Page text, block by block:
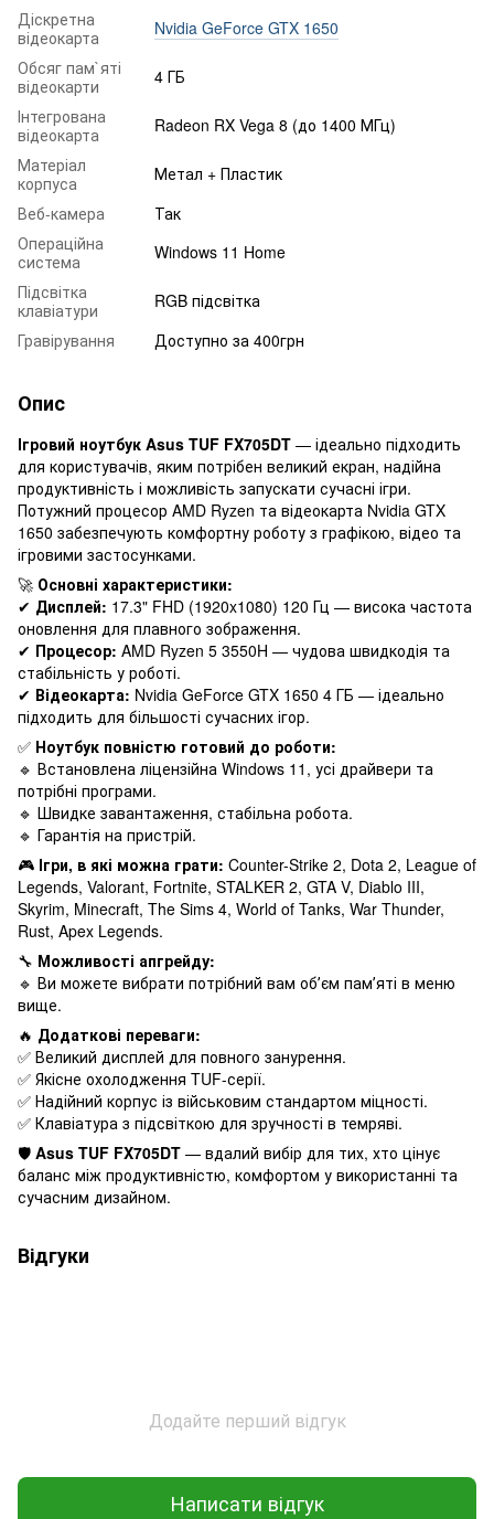
Діскретна
відеокарта
Nvidia GeForce GTX 1650
Обсяг пам`яті
відеокарти
4 ГБ
Інтегрована
відеокарта
Radeon RX Vega 8 (до 1400 МГц)
Матеріал
корпуса
Метал + Пластик
Веб-камера
Так
Операційна
система
Windows 11 Home
Підсвітка
клавіатури
RGB підсвітка
Гравірування
Доступно за 400грн
Опис
Ігровий ноутбук Asus TUF FX705DT — ідеально підходить
для користувачів, яким потрібен великий екран, надійна
продуктивність і можливість запускати сучасні ігри.
Потужний процесор AMD Ryzen та відеокарта Nvidia GTX
1650 забезпечують комфортну роботу з графікою, відео та
ігровими застосунками.
🚀 Основні характеристики:
✔ Дисплей: 17.3" FHD (1920x1080) 120 Гц — висока частота
оновлення для плавного зображення.
✔ Процесор: AMD Ryzen 5 3550H — чудова швидкодія та
стабільність у роботі.
✔ Відеокарта: Nvidia GeForce GTX 1650 4 ГБ — ідеально
підходить для більшості сучасних ігор.
✅ Ноутбук повністю готовий до роботи:
🔹 Встановлена ліцензійна Windows 11, усі драйвери та
потрібні програми.
🔹 Швидке завантаження, стабільна робота.
🔹 Гарантія на пристрій.
🎮 Ігри, в які можна грати: Counter-Strike 2, Dota 2, League of
Legends, Valorant, Fortnite, STALKER 2, GTA V, Diablo III,
Skyrim, Minecraft, The Sims 4, World of Tanks, War Thunder,
Rust, Apex Legends.
🔧 Можливості апгрейду:
🔹 Ви можете вибрати потрібний вам обʼєм памʼяті в меню
вище.
🔥 Додаткові переваги:
✅ Великий дисплей для повного занурення.
✅ Якісне охолодження TUF-серії.
✅ Надійний корпус із військовим стандартом міцності.
✅ Клавіатура з підсвіткою для зручності в темряві.
🛡 Asus TUF FX705DT — вдалий вибір для тих, хто цінує
баланс між продуктивністю, комфортом у використанні та
сучасним дизайном.
Відгуки
Додайте перший відгук
Написати відгук